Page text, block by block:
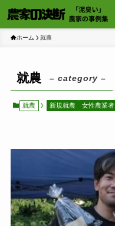
ホーム 就農
就農 – category –
就農 新規就農 女性農業者